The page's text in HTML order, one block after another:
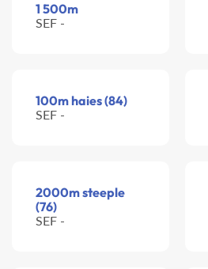
1 500m
SEF -
100m haies (84)
SEF -
2000m steeple
(76)
SEF -